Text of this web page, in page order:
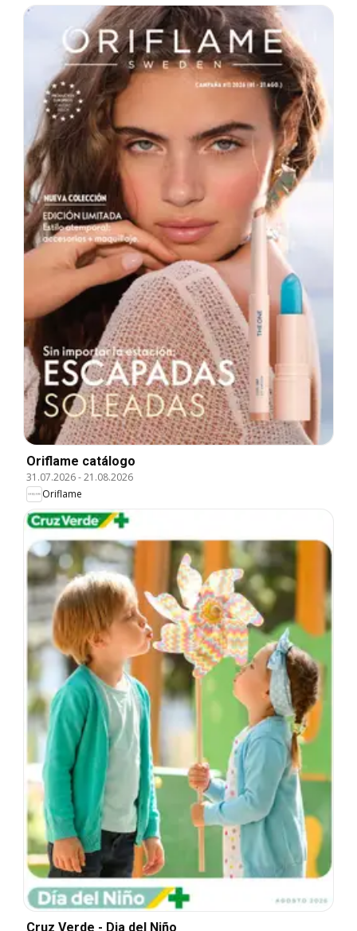
Oriflame catálogo
31.07.2026-21.08.2026
Oriflame
Cruz Verde - Dia del Niño